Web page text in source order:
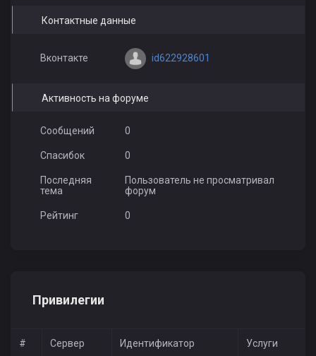
Контактные данные
Вконтакте id622928601
Активность на форуме
Сообщений 0
Спасибок 0
Последняя
тема
Пользователь не просматривал
форум
Рейтинг 0
Привилегии
# Сервер Идентификатор Услуги